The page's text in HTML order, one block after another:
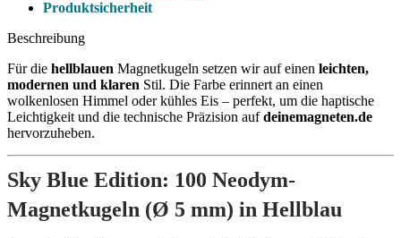
Produktsicherheit
Beschreibung
Für die hellblauen Magnetkugeln setzen wir auf einen leichten,
modernen und klaren Stil. Die Farbe erinnert an einen
wolkenlosen Himmel oder kühles Eis – perfekt, um die haptische
Leichtigkeit und die technische Präzision aufdeinemagneten.de
hervorzuheben.
Sky Blue Edition: 100 Neodym-
Magnetkugeln (Ø 5 mm) in Hellblau